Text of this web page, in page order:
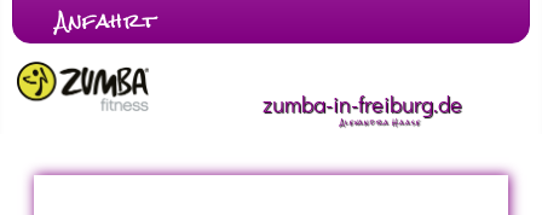
Anfahrt
zumba-in-freiburg.de
Alexandra Haase